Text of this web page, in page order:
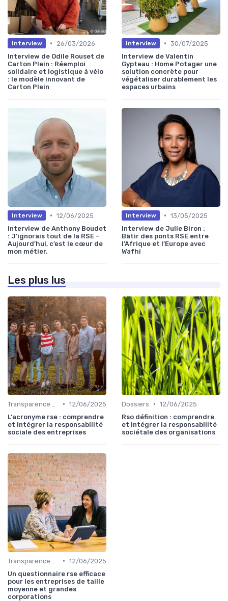
Interview •
26/03/2026
Interview de Odile Rouset de
Carton Plein : Réemploi
solidaire et logistique à vélo
: le modèle innovant de
Carton Plein
Interview • 30/07/2025
Interview de Valentin
Gypteau : Home Potager une
solution concrète pour
végétaliser durablement les
espaces urbains
Interview • 12/06/2025
Interview de Anthony Boudet
: J’ignorais tout de la RSE -
Aujourd’hui, c’est le cœur de
mon métier.
Interview • 13/05/2025
Interview de Julie Biron :
Bâtir des ponts RSE entre
l’Afrique et l’Europe avec
Wafhi
Les plus lus
• 12/06/2025
L'acronyme rse : comprendre
et intégrer la responsabilité
sociale des entreprises
Dossiers • 12/06/2025
Rso définition : comprendre
et intégrer la responsabilité
sociétale des organisations
• 12/06/2025
Un questionnaire rse efficace
pour les entreprises de taille
moyenne et grandes
corporations